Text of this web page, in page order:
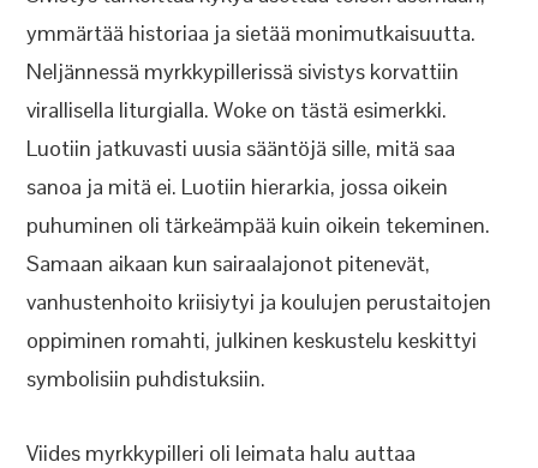
ymmärtää historiaa ja sietää monimutkaisuutta.
Neljännessä myrkkypillerissä sivistys korvattiin
virallisella liturgialla. Woke on tästä esimerkki.
Luotiin jatkuvasti uusia sääntöjä sille, mitä saa
sanoa ja mitä ei. Luotiin hierarkia, jossa oikein
puhuminen oli tärkeämpää kuin oikein tekeminen.
Samaan aikaan kun sairaalajonot pitenevät,
vanhustenhoito kriisiytyi ja koulujen perustaitojen
oppiminen romahti, julkinen keskustelu keskittyi
symbolisiin puhdistuksiin.
Viides myrkkypilleri oli leimata halu auttaa